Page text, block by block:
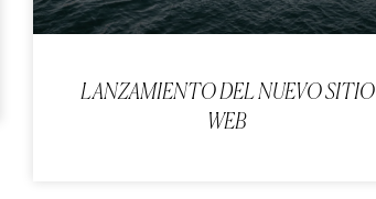
LANZAMIENTO DEL NUEVO SITIO
WEB